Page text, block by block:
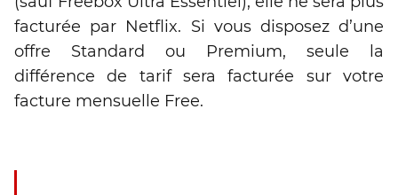
facturée par Netflix. Si vous disposez d’une
offre Standard ou Premium, seule la
différence de tarif sera facturée sur votre
facture mensuelle Free.